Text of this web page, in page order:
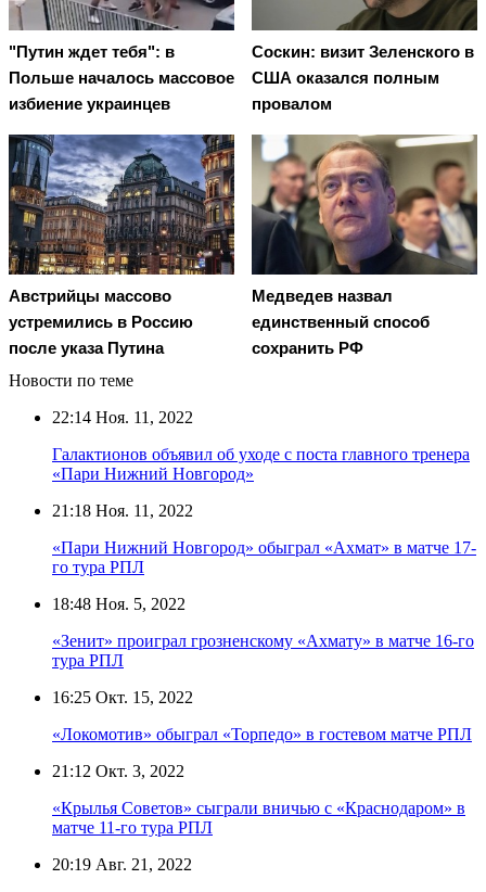
"Путин ждет тебя": в
Польше началось массовое
избиение украинцев
Соскин: визит Зеленского в
США оказался полным
провалом
Австрийцы массово
устремились в Россию
после указа Путина
Медведев назвал
единственный способ
сохранить РФ
Новости по теме
22:14 Ноя. 11, 2022
Галактионов объявил об уходе с поста главного тренера
«Пари Нижний Новгород»
21:18 Ноя. 11, 2022
«Пари Нижний Новгород» обыграл «Ахмат» в матче 17-
го тура РПЛ
18:48 Ноя. 5, 2022
«Зенит» проиграл грозненскому «Ахмату» в матче 16-го
тура РПЛ
16:25 Окт. 15, 2022
«Локомотив» обыграл «Торпедо» в гостевом матче РПЛ
21:12 Окт. 3, 2022
«Крылья Советов» сыграли вничью с «Краснодаром» в
матче 11-го тура РПЛ
20:19 Авг. 21, 2022